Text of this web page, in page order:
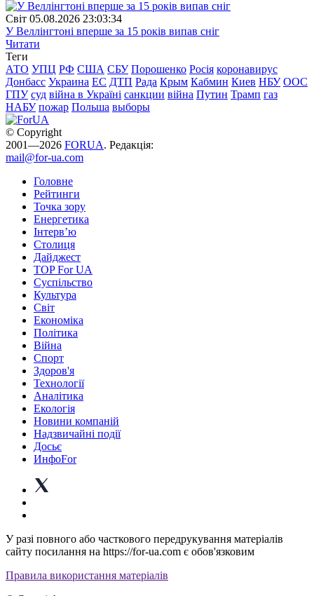
Свiт 05.08.2026 23:03:34
У Веллінгтоні вперше за 15 років випав сніг
Читати
Теги
АТО УПЦ РФ США СБУ Порошенко Росія коронавирус
Донбасс Украина ЕС ДТП Рада Крым Кабмин Киев НБУ ООС
ГПУ суд війна в Україні санкции війна Путин Трамп газ
НАБУ пожар Польша выборы
© Copyright
2001—2026 FORUA. Редакція:
mail@for-ua.com
Головне
Рейтинги
Точка зору
Енергетика
Інтерв’ю
Столиця
Дайджест
TOP For UA
Суспiльство
Культура
Світ
Економіка
Політика
Війна
Спорт
Здоров'я
Технології
Аналітика
Екологія
Новини компаній
Надзвичайні події
Досьє
ИнфоFor
У разі повного або часткового передрукування матеріалів
сайту посилання на https://for-ua.com є обов'язковим
Правила використання матеріалів